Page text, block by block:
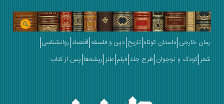
خارجی داستان کوتاه تاریخ دین و فلسفه اقتصاد روانشناسی
کودک و نوجوان طرح جلد فیلم طنز ریشه‌ها پس از کتاب